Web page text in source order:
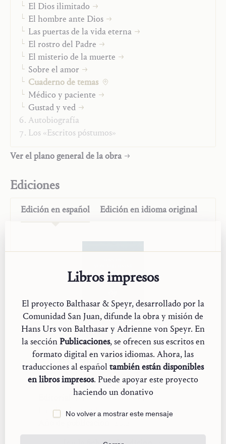
El Dios ilimitado
El hombre ante Dios
Las puertas de la vida eterna
El rostro del Padre
El misterio de la muerte
Sobre el amor
Cuaderno de temas
Médico y paciente
Gustad y ved
Autobiografía
Los «Escritos póstumos»
Ver el plano general de la obra
Ediciones
Edición enespañol Edición enidioma original
Una primera mirada a
Adrienne von Speyr
Ediciones San Juan -
Fundación San Juan
Libros impresos
El proyecto Balthasar & Speyr, desarrollado por la
Comunidad San Juan, difunde la obra y misión de
Hans Urs von Balthasar y Adrienne von Speyr. En
la secciónPublicaciones, se ofrecen sus escritos en
formato digital en varios idiomas. Ahora, las
traducciones al españoltambién están disponibles
en libros impresos. Puede apoyar este proyecto
haciendo un donativo
No volver a mostrar este mensaje